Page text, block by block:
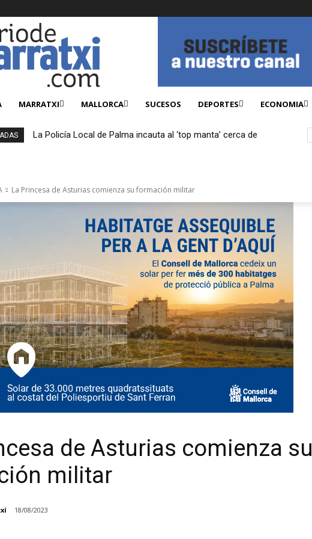
MARRATXI MALLORCA SUCESOS DEPORTES ECONOMIA
La Policía Local de Palma incauta al ‘top manta’ cerca de
La Princesa de Asturias comienza su formación militar
de Asturias comienza su
militar
18/08/2023